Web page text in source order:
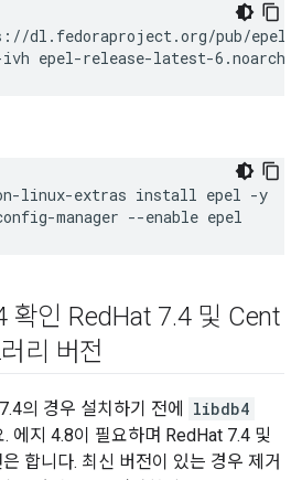
ivh epel-release-latest-
manager --enable epel
확인 RedHat 7.4 및 Cent
리 버전
의 경우 설치하기 전에
libdb4
에지 4.8이 필요하며 RedHat 7.4 및
합니다. 최신 버전이 있는 경우 제거